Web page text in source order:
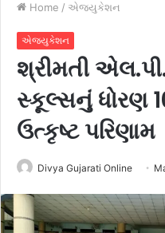
Home / એજ્યુકેશન
એજ્યુકેશન
શ્રીમતી
સ્કૂલ્સનું ધોરણ 10
ઉત્કૃષ્ટ પરિણામ
Divya Gujarati Online